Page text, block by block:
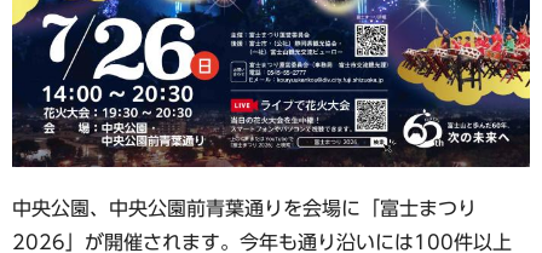
中央公園、中央公園前青葉通りを会場に「富士まつり
2026」が開催されます。今年も通り沿いには100件以上